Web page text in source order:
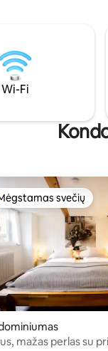
Fi.
Wi-Fi
4,98 iš 5,
mėgstamiausias
svečių
mažas perlas su